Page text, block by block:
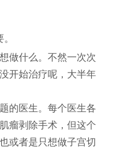
做什么。不然一次次
开始治疗呢，大半年
的医生。每个医生各
瘤剥除手术，但这个
或者是只想做子宫切